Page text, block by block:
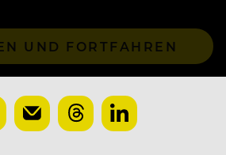
UND FORTFAHREN